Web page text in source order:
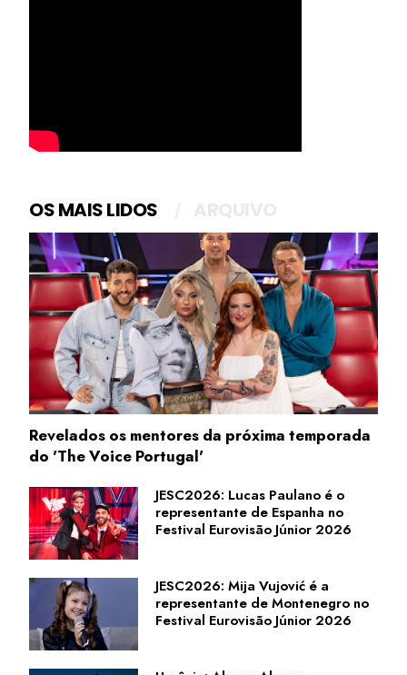
OS MAIS LIDOS
Revelados os mentores da próxima temporada
do 'The Voice Portugal'
JESC2026: Lucas Paulano é o
representante de Espanha no
Festival Eurovisão Júnior 2026
JESC2026: Mija Vujović é a
representante de Montenegro no
Festival Eurovisão Júnior 2026